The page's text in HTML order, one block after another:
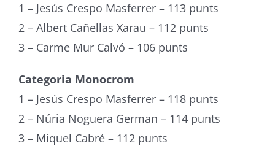
1 – Jesús Crespo Masferrer – 113 punts
2 – Albert Cañellas Xarau – 112 punts
3 – Carme Mur Calvó – 106 punts
Categoria Monocrom
1 – Jesús Crespo Masferrer – 118 punts
2 – Núria Noguera German – 114 punts
3 – Miquel Cabré – 112 punts